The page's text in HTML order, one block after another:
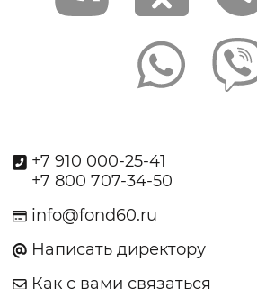
+7 910 000-25-41
+7 800 707-34-50
info@fond60.ru
Написать директору
Как с вами связаться